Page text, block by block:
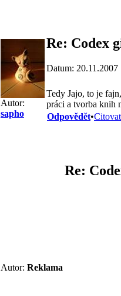
Autor:
sapho
Re: Codex
Datum: 20.11.2007
Tedy Jajo, to je
práci a tvorba knih
Odpovědět•Citovat
Autor: Reklama
Re: